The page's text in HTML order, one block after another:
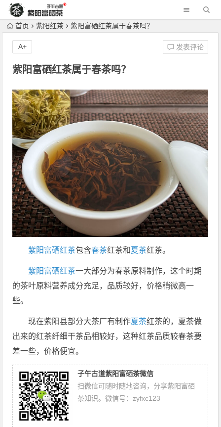
首页 紫阳红茶 紫阳富硒红茶属于春茶吗？
紫阳富硒红茶属于春茶吗？
发表评论
A+
紫阳富硒红茶包含春茶红茶和夏茶红茶。
紫阳富硒红茶一大部分为春茶原料制作，这个时期
的茶叶原料营养成分充足，品质较好，价格稍微高一
些。
现在紫阳县部分大茶厂有制作夏茶红茶的，夏茶做
出来的红茶纤细干茶品相较好，这种红茶品质较春茶要
差一些，价格便宜。
子午古道紫阳富硒茶微信
扫微信可随时随地咨询，分享紫阳富硒
茶知识。微信号：zyfxc123